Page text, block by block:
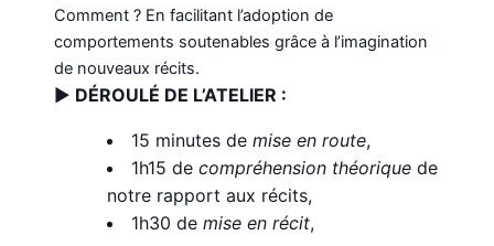
Comment ? En facilitant l’adoption de
comportements soutenables grâce à l’imagination
de nouveaux récits.
► DÉROULÉ DE L’ATELIER :
15 minutes demise en route,
1h15 decompréhension théorique de
notre rapport aux récits,
1h30 demise en récit,